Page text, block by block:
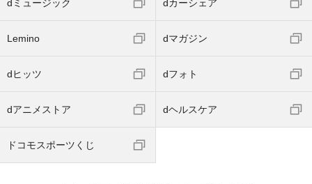
dミュージック dカーシェア
Lemino dマガジン
dヒッツ dフォト
dアニメストア dヘルスケア
ドコモスポーツくじ